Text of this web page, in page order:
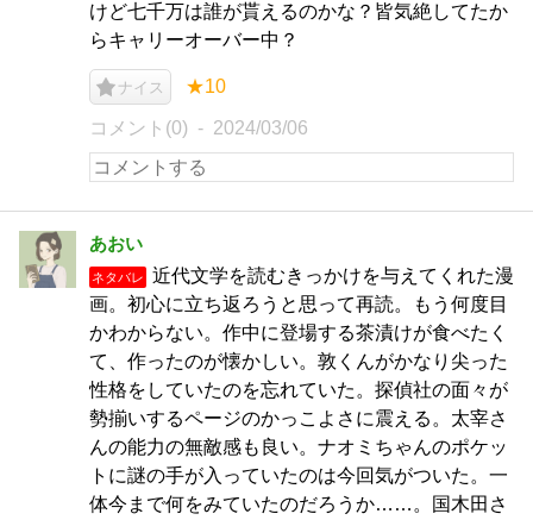
けど七千万は誰が貰えるのかな？皆気絶してたか
らキャリーオーバー中？
ナイス ★10
コメント(0) 2024/03/06
あおい
ネタバレ
近代文学を読むきっかけを与えてくれた漫
画。初心に立ち返ろうと思って再読。もう何度目
かわからない。作中に登場する茶漬けが食べたく
て、作ったのが懐かしい。敦くんがかなり尖った
性格をしていたのを忘れていた。探偵社の面々が
勢揃いするページのかっこよさに震える。太宰さ
んの能力の無敵感も良い。ナオミちゃんのポケッ
トに謎の手が入っていたのは今回気がついた。一
体今まで何をみていたのだろうか……。国木田さ